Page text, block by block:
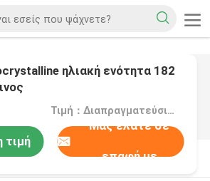
ηλιακή ενότητα 182
Τιμή：Διαπραγματεύσιμα
τιμή
Μας ελάτε σε
επαφή με